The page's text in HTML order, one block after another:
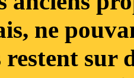
ne
sur